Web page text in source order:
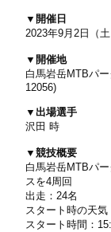
▼開催日
2023年9月2日（土
▼開催地
白馬岩岳MTBパ
12056)
▼出場選手
沢田 時
▼競技概要
白馬岩岳MTBパ
スを4周回
出走：24名
スタート時の天気
スタート時間：